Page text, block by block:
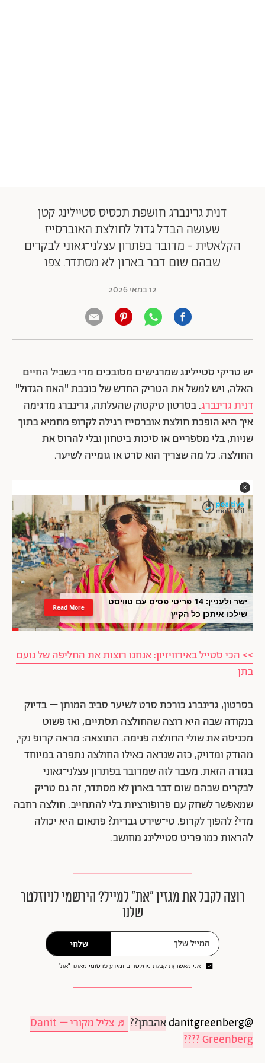
דנית גרינברג חושפת תכסיס סטיילינג קטן
שעושה הבדל גדול לחולצת האוברסייז
הקלאסית - מדובר בפתרון עצלני־גאוני לבקרים
שבהם שום דבר בארון לא מסתדר. צפו
12 במאי 2026
יש טריקי סטיילינג שמרגישים מסובכים מדי בשביל החיים
האלה, ויש למשל את הטריק החדש של כוכבת "האח הגדול"
דנית גרינברג. בסרטון טיקטוק שהעלתה, גרינברג מדגימה
איך היא הופכת חולצת אוברסייז רגילה לקרופ מחמיא בתוך
שניות, בלי מספריים או סיכות ביטחון ובלי להרוס את
החולצה. כל מה שצריך הוא סרט או גומייה לשיער.
ישר ולעניין: 14 פריטי פסים עם טוויסט
שילכו איתכן כל הקיץ
Read More
>> הכי סטייל באירוויזיון: אנחנו רוצות את החליפה של נועם
בתן
בסרטון, גרינברג כורכת סרט לשיער סביב המותן – בדיוק
בנקודה שבה היא רוצה שהחולצה תסתיים, ואז פשוט
מכניסה את שולי החולצה פנימה. התוצאה: מראה קרופ נקי,
מהודק ומדויק, כזה שנראה כאילו החולצה נתפרה במיוחד
בגזרה הזאת. מעבר לזה שמדובר בפתרון עצלני־גאוני
לבקרים שבהם שום דבר בארון לא מסתדר, זה גם טריק
שמאפשר לשחק עם פרופורציות בלי להתחייב. חולצה רחבה
מדי? להפוך לקרופ. טי־שירט גברית? פתאום היא יכולה
להראות כמו פריט סטיילינג מחושב.
רוצה לקבל את מגזין ״את״ למייל? הירשמי לניוזלטר
שלנו
שלחי
אני מאשר/ת קבלת ניוזלטרים ומידע פרסומי מאתר ״את״
@danitgreenberg אהבתן??
♬ צליל מקורי – Danit
Greenberg ????